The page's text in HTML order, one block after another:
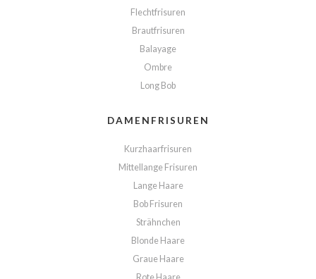
Flechtfrisuren
Brautfrisuren
Balayage
Ombre
Long Bob
DAMENFRISUREN
Kurzhaarfrisuren
Mittellange Frisuren
Lange Haare
Bob Frisuren
Strähnchen
Blonde Haare
Graue Haare